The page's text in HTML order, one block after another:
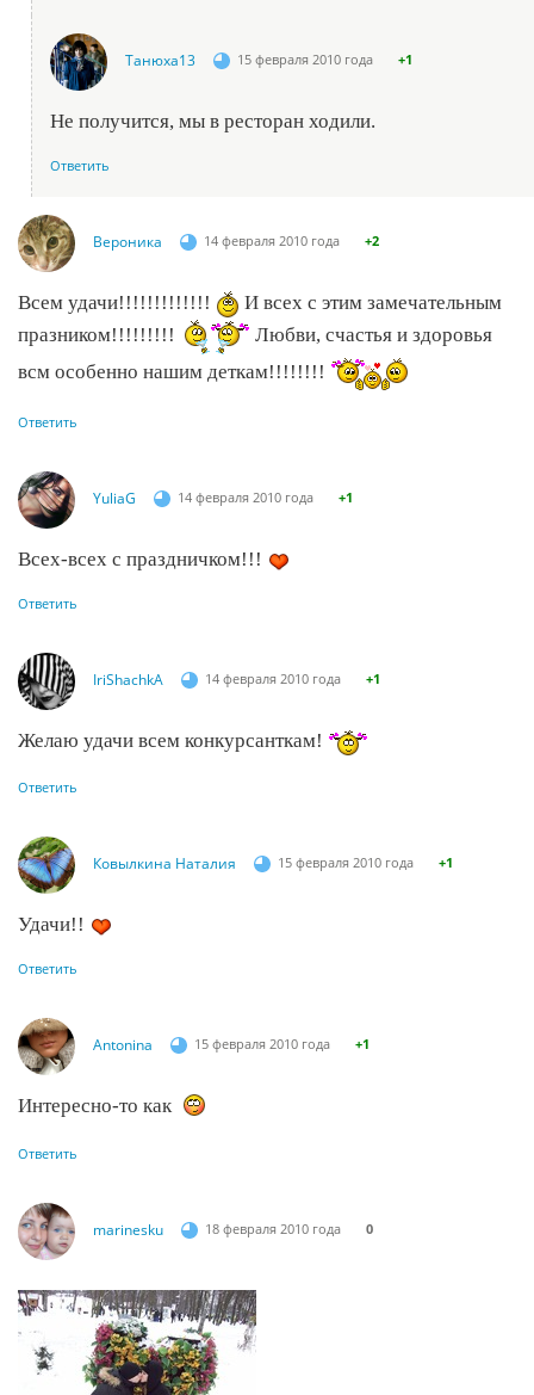
Танюха13 15 февраля 2010 года +1
Не получится, мы в ресторан ходили.
Ответить
Вероника 14 февраля 2010 года +2
Всем удачи!!!!!!!!!!!!!
И всех с этим замечательным
празником!!!!!!!!!
Любви, счастья и здоровья
всм особенно нашим деткам!!!!!!!!
Ответить
YuliaG 14 февраля 2010 года +1
Всех-всех с праздничком!!!
Ответить
IriShachkA 14 февраля 2010 года +1
Желаю удачи всем конкурсанткам!
Ответить
Ковылкина Наталия 15 февраля 2010 года +1
Удачи!!
Ответить
Antonina 15 февраля 2010 года +1
Интересно-то как
Ответить
marinesku 18 февраля 2010 года 0